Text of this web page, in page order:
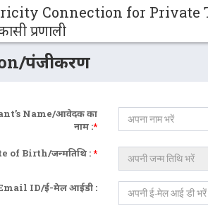
Connection for Private
प्रणाली
पंजीकरण
Name/आवेदक का
नाम :*
of Birth/जन्मतिथि :*
ID/ई-मेल आईडी :